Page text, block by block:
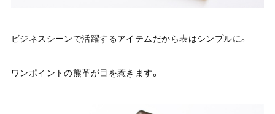
ビジネスシーンで活躍するアイテムだから表はシンプルに。
ワンポイントの熊革が目を惹きます。